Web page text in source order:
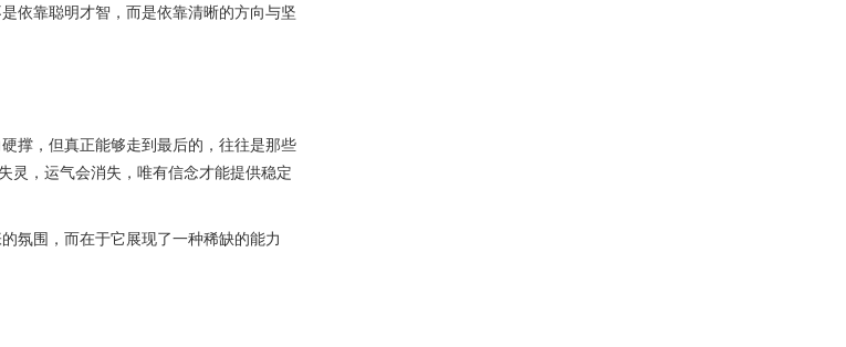
依靠聪明才智，而是依靠清晰的方向与坚
撑，但真正能够走到最后的，往往是那些
灵，运气会消失，唯有信念才能提供稳定
氛围，而在于它展现了一种稀缺的能力